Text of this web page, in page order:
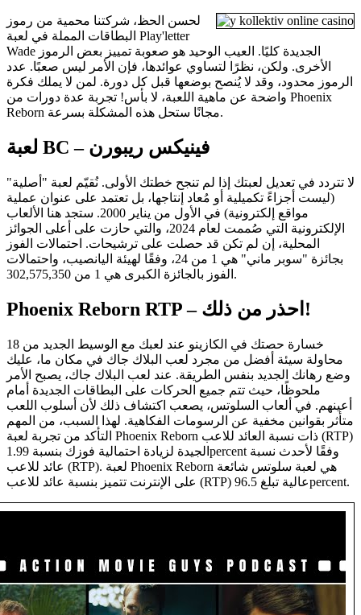
لحسن الحظ، شركتنا محمية من رموز
البطاقات المملة في لعبة Play'letter
Wade الجديدة كليًا. العيب الوحيد هو صعوبة تمييز بعض الرموز
الأخرى. ولكن، نظرًا لتساوي عوائدها، فإن الأمر ليس صعبًا. عدد
الرموز محدود، وقد لا يُنصح بوضعها قبل كل دورة. لمن لا يملك فكرة
واضحة عن ماهية اللعبة، لا بأس! تجربة عدة دورات من Phoenix
Reborn مجانًا ستحل هذه المشكلة بسرعة.
لعبة BC – فينيكس ريبورن
لا تتردد في تعديل لعبتك إذا لم تنجح خطتك الأولى. نُقيّم لعبة "أصلية"
(ليست أجزاءً تكميلية أو مُعاد إنتاجها، بل تعتمد على عنوان عملية
مواقع إلكترونية) في الأول من يناير 2000. ستجد هنا الألعاب
الإلكترونية التي صُممت لعام 2024، والتي حازت على أعلى الجوائز
المحلية، إن لم تكن قد حصلت على ترشيحات. احتمالات الفوز
بجائزة "سوبر ماني" هي 1 من 24، وفقًا لهيئة اليانصيب، واحتمالات
الفوز بالجائزة الكبرى هي 1 من 302,575,350.
Phoenix Reborn RTP – احذر من ذلك!
خسارة حصتك في الكازينو عند لعبك مع الوسيط الجديد من 18
محاولة سيئة أفضل من مجرد لعب البلاك جاك في مكان ما، عليك
وضع رهانك الجديد بنفس الطريقة. عند لعب البلاك جاك، يصبح الأمر
ملحوظًا، حيث تتم جميع الحركات على البطاقات الجديدة أمام
أعينهم. في ألعاب السلوتس، يصعب اكتشاف ذلك لأن أسلوب اللعب
متأثر بقوانين مخفية عن الرسومات الفكاهية. لهذا السبب، من المهم
التأكد من تجربة لعبة Phoenix Reborn ذات نسبة العائد للاعب (RTP)
الجيدة لزيادة احتمالية فوزك بنسبة 1.99percent وفقًا لأحدث نسبة
عائد للاعب (RTP). لعبة Phoenix Reborn هي لعبة سلوتس شائعة
على الإنترنت تتميز بنسبة عائد للاعب (RTP) عالية تبلغ 96.5percent.